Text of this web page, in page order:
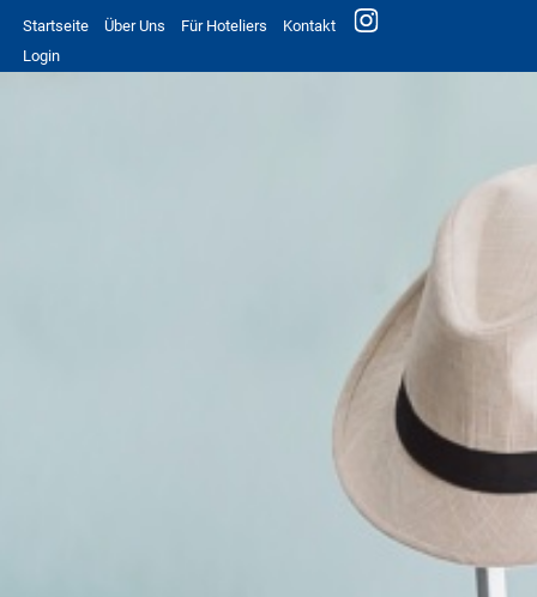
Startseite Über Uns Für Hoteliers
Kontakt
Login